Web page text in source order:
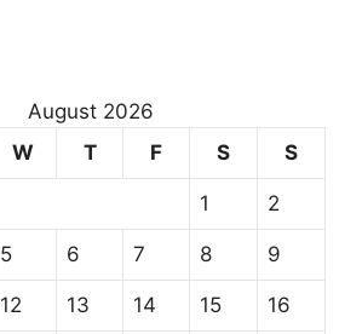
August 2026
W T F S S
1 2
5 6 7 8 9
12 13 14 15 16